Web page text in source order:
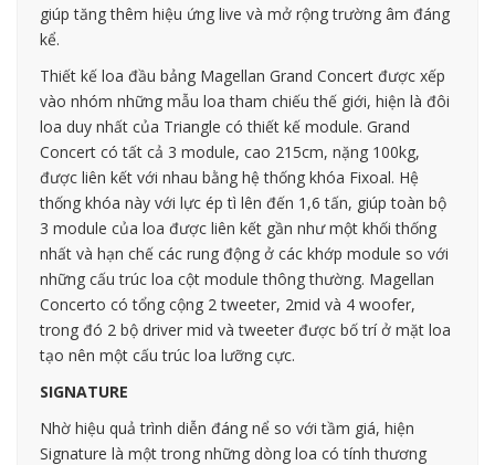
giúp tăng thêm hiệu ứng live và mở rộng trường âm đáng
kể.
Thiết kế loa đầu bảng Magellan Grand Concert được xếp
vào nhóm những mẫu loa tham chiếu thế giới, hiện là đôi
loa duy nhất của Triangle có thiết kế module. Grand
Concert có tất cả 3 module, cao 215cm, nặng 100kg,
được liên kết với nhau bằng hệ thống khóa Fixoal. Hệ
thống khóa này với lực ép tì lên đến 1,6 tấn, giúp toàn bộ
3 module của loa được liên kết gần như một khối thống
nhất và hạn chế các rung động ở các khớp module so với
những cấu trúc loa cột module thông thường. Magellan
Concerto có tổng cộng 2 tweeter, 2mid và 4 woofer,
trong đó 2 bộ driver mid và tweeter được bố trí ở mặt loa
tạo nên một cấu trúc loa lưỡng cực.
SIGNATURE
Nhờ hiệu quả trình diễn đáng nể so với tầm giá, hiện
Signature là một trong những dòng loa có tính thương